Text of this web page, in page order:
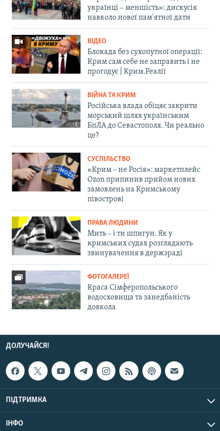
українці – меншість»: дискусія
навколо нової пам'ятної дати
ВІДЕО
Блокада без сухопутної операції:
Крим сам себе не заправить і не
прогодує | Крим.Реалії
ВІЙНА ТА КРИМ
Російська влада обіцяє закрити
морський шлях українським
БпЛА до Севастополя. Чи реально
це?
СУСПІЛЬСТВО
«Крим – не Росія»: маркетплейс
Ozon припинив прийом нових
замовлень на Кримському
півострові
ПРАВА ЛЮДИНИ
Мить – і ти шпигун. Як у
кримських судах розглядають
звинувачення в держзраді
ФОТОГАЛЕРЕЇ
Краса Сімферопольського
водосховища та занедбаність
довкола
ДОЛУЧАЙСЯ!
ПІДТРИМКА
ІНФО